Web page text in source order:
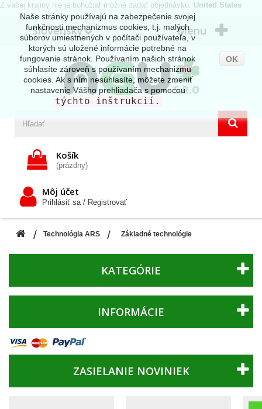
Z vašej krajiny nie je bohužiaľ možné zadať objednávku. United States
Slovensky Menu
Košík
(prázdny)
Môj účet
Prihlásiť sa / Registrovať
Technológia ARS Základné technológie
KATEGÓRIE
INFORMÁCIE
ZASIELANIE NOVINIEK
Naše stránky používajú na zabezpečenie svojej
funkčnosti mechanizmus cookies, t.j. malých
súborov umiestnených v počítači používateľa, v
ktorých sú uložené informácie potrebné na
fungovanie stránok. Používaním našich stránok
súhlasíte zároveň s používaním mechanizmu
cookies. Ak s ním nesúhlasíte, môžete zmeniť
nastavenie Vášho prehliadača s pomocou
týchto inštrukcií.
OK